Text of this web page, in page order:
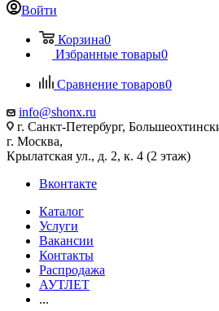
Войти
Корзина0
Избранные товары0
Сравнение товаров0
info@shonx.ru
г. Санкт-Петербург,
г. Москва,
Крылатская ул., д. 2, к. 4 (2 этаж)
Вконтакте
Каталог
Услуги
Вакансии
Контакты
Распродажа
АУТЛЕТ
...